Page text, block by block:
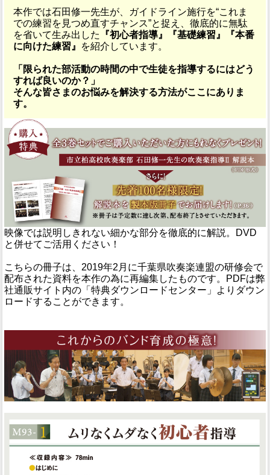
本作では石田修一先生が、ガイドライン施行を“これま
での練習を見つめ直すチャンス”と捉え、徹底的に無駄
を省いて生み出した
『初心者指導』『基礎練習』『本番
に向けた練習』
を紹介しています。
「限られた部活動の時間の中で生徒を指導するにはどう
すれば良いのか？」
そんな皆さまのお悩みを解決する方法がここにありま
す。
映像では説明しきれない細かな部分を徹底的に解説。DVD
と併せてご活用ください！
こちらの冊子は、2019年2月に千葉県吹奏楽連盟の研修会で
配布された資料を本作の為に再編集したものです。PDFは弊
社通販サイト内の「特典ダウンロードセンター」よりダウン
ロードすることができます。